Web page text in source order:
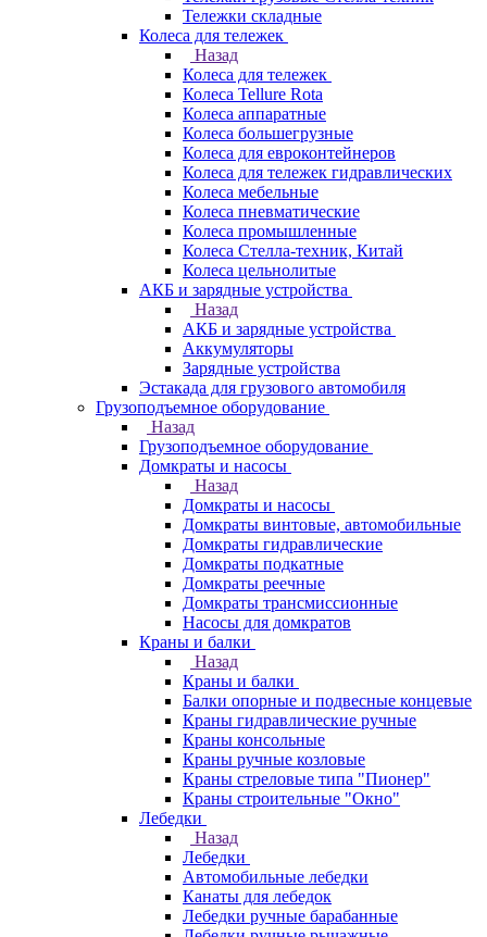
Тележки складные
Колеса для тележек
Назад
Колеса для тележек
Колеса Tellure Rota
Колеса аппаратные
Колеса большегрузные
Колеса для евроконтейнеров
Колеса для тележек гидравлических
Колеса мебельные
Колеса пневматические
Колеса промышленные
Колеса Стелла-техник, Китай
Колеса цельнолитые
АКБ и зарядные устройства
Назад
АКБ и зарядные устройства
Аккумуляторы
Зарядные устройства
Эстакада для грузового автомобиля
Грузоподъемное оборудование
Назад
Грузоподъемное оборудование
Домкраты и насосы
Назад
Домкраты и насосы
Домкраты винтовые, автомобильные
Домкраты гидравлические
Домкраты подкатные
Домкраты реечные
Домкраты трансмиссионные
Насосы для домкратов
Краны и балки
Назад
Краны и балки
Балки опорные и подвесные концевые
Краны гидравлические ручные
Краны консольные
Краны ручные козловые
Краны стреловые типа "Пионер"
Краны строительные "Окно"
Лебедки
Назад
Лебедки
Автомобильные лебедки
Канаты для лебедок
Лебедки ручные барабанные